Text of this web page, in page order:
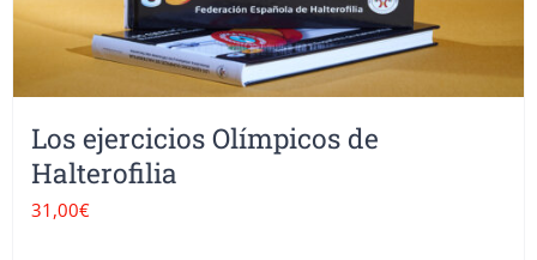
se
pueden
elegir
Los ejercicios Olímpicos de
Halterofilia
31,00€